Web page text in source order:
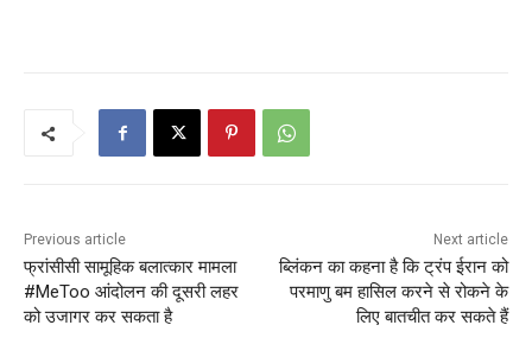
Previous article
फ्रांसीसी सामूहिक बलात्कार मामला
#MeToo आंदोलन की दूसरी लहर
को उजागर कर सकता है
Next article
ब्लिंकन का कहना है कि ट्रंप ईरान को
परमाणु बम हासिल करने से रोकने के
लिए बातचीत कर सकते हैं